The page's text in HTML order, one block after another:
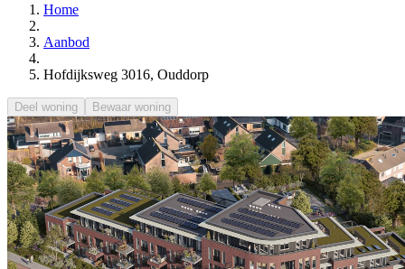
Home
Aanbod
Hofdijksweg 3016, Ouddorp
Deel woning Bewaar woning